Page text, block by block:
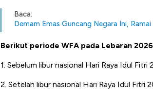
Baca:
Demam Emas Guncang Negara Ini,
Berikut periode WFA pada Lebaran
1. Sebelum libur nasional Hari Raya Idul
2. Setelah libur nasional Hari Raya Idul Fitri